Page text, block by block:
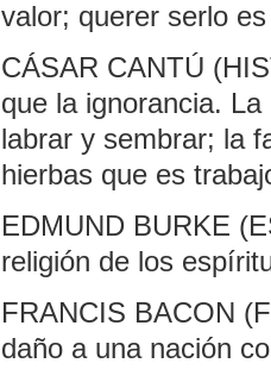
valor; querer serlo
CÁSAR CANTÚ
que la ignorancia.
labrar y sembrar; la
hierbas que es
EDMUND BURKE
religión de los
FRANCIS BACON
daño a una nación